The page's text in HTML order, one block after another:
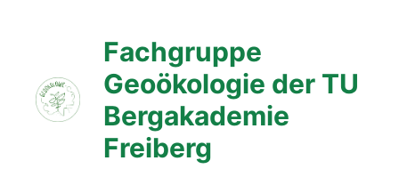
Fachgruppe
Geoökologie der TU
Bergakademie
Freiberg